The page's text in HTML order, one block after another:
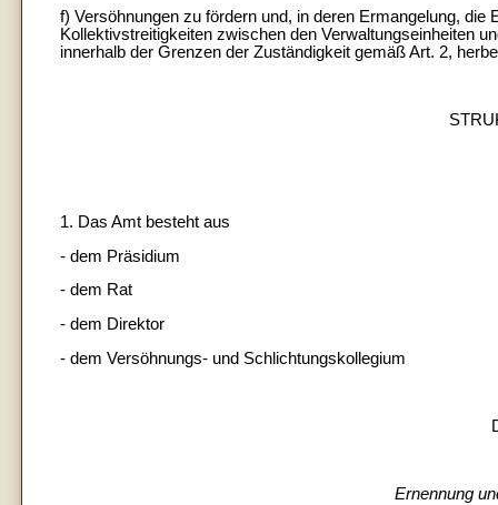
f) Versöhnungen zu fördern und, in deren Ermangelung,
Kollektivstreitigkeiten zwischen den Verwaltungseinheiten
innerhalb der Grenzen der Zuständigkeit gemäß Art. 2,
1. Das Amt besteht aus
- dem Präsidium
- dem Rat
- dem Direktor
- dem Versöhnungs- und Schlichtungskollegium
Ernennung